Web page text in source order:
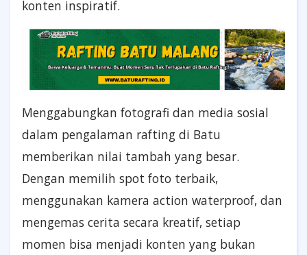
konten inspiratif.
Menggabungkan fotografi dan media sosial
dalam pengalaman rafting di Batu
memberikan nilai tambah yang besar.
Dengan memilih spot foto terbaik,
menggunakan kamera action waterproof, dan
mengemas cerita secara kreatif, setiap
momen bisa menjadi konten yang bukan